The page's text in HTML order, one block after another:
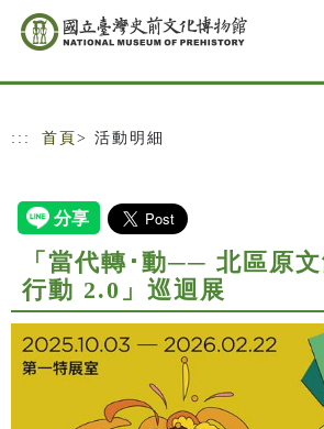
跳到主要內容
網站導覽
::: 首頁 > 活動明細
「當代轉･動── 北區原
行動 2.0」巡迴展